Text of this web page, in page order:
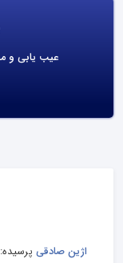
عیب یابی و
اژین صادقی پرسیده: